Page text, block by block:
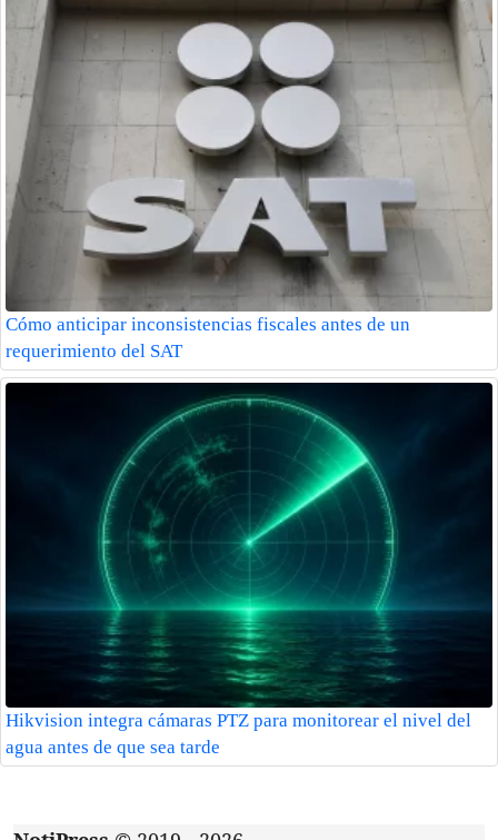
Cómo anticipar inconsistencias fiscales antes de un
requerimiento del SAT
Hikvision integra cámaras PTZ para monitorear el nivel del
agua antes de que sea tarde